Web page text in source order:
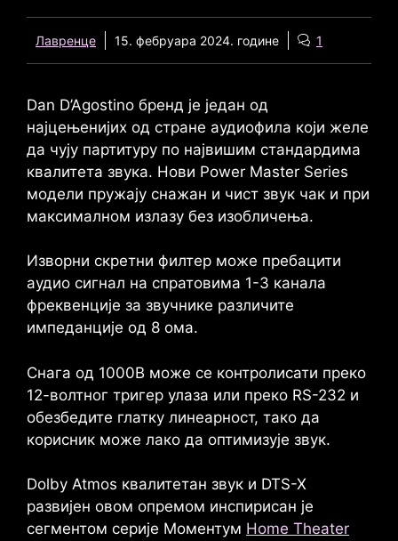
Лавренце 15. фебруара 2024. године 1
Dan D’Agostino бренд је један од
најцењенијих од стране аудиофила који желе
да чују партитуру по највишим стандардима
квалитета звука. Нови Power Master Series
модели пружају снажан и чист звук чак и при
максималном излазу без изобличења.
Изворни скретни филтер може пребацити
аудио сигнал на спратовима 1-3 канала
фреквенције за звучнике различите
импеданције од 8 ома.
Снага од 1000В може се контролисати преко
12-волтног тригер улаза или преко RS-232 и
обезбедите глатку линеарност, тако да
корисник може лако да оптимизује звук.
Dolby Atmos квалитетан звук и DTS-X
развијен овом опремом инспирисан је
сегментом серије Моментум Home Theater